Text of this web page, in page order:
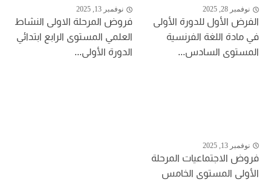
نوفمبر 28, 2025
الفرض الأول للدورة الأولى
في مادة اللغة الفرنسية
المستوى السادس...
نوفمبر 13, 2025
فروض المرحلة الاولى النشاط
العلمي المستوى الرابع ابتدائي
الدورة الأولى...
نوفمبر 13, 2025
فروض الاجتماعيات المرحلة
الأولى المستوى الخامس